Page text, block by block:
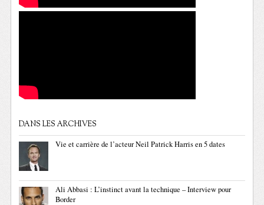
DANS LES ARCHIVES
Vie et carrière de l’acteur Neil Patrick Harris en 5 dates
Ali Abbasi : L’instinct avant la technique – Interview pour
Border